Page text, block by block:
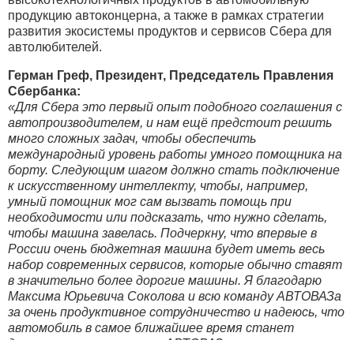
продукцию автоконцерна, а также в рамках стратегии
развития экосистемы продуктов и сервисов Сбера для
автолюбителей.
Герман Греф, Президент, Председатель Правления
Сбербанка:
«Для Сбера это первый опыт подобного соглашения с
автопроизводителем, и нам ещё предстоит решить
много сложных задач, чтобы обеспечить
международный уровень работы умного помощника на
борту. Следующим шагом должно стать подключение
к искусственному интеллекту, чтобы, например,
умный помощник мог сам вызвать помощь при
необходимости или подсказать, что нужно сделать,
чтобы машина завелась. Подчеркну, что впервые в
России очень бюджетная машина будет иметь весь
набор современных сервисов, которые обычно ставят
в значительно более дорогие машины. Я благодарю
Максима Юрьевича Соколова и всю команду АВТОВАЗа
за очень продуктивное сотрудничество и надеюсь, что
автомобиль в самое ближайшее время станет